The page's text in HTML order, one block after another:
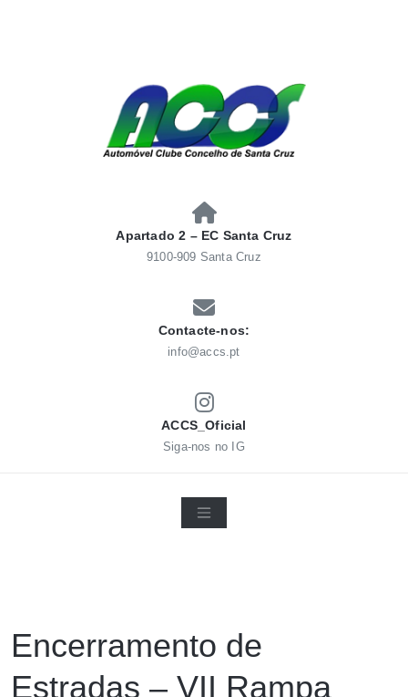
CONCELHO SANTACRUZ
Apartado 2 – EC Santa Cruz
9100-909 Santa Cruz
Contacte-nos:
info@accs.pt
ACCS_Oficial
Siga-nos no IG
Encerramento de
Estradas – VII Rampa